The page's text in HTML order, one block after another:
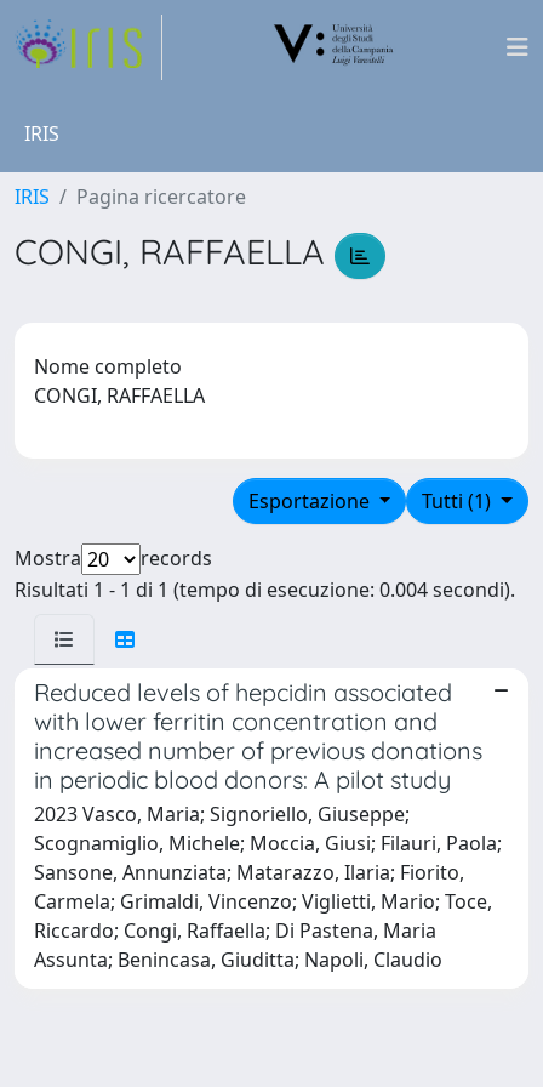
IRIS
IRIS Pagina ricercatore
CONGI, RAFFAELLA
Nome completo
CONGI, RAFFAELLA
Tutti (1)
Esportazione
Mostra
records
Risultati 1 - 1 di 1 (tempo di esecuzione: 0.004 secondi).
Reduced levels of hepcidin associated
with lower ferritin concentration and
increased number of previous donations
in periodic blood donors: A pilot study
2023 Vasco, Maria; Signoriello, Giuseppe;
Scognamiglio, Michele; Moccia, Giusi; Filauri, Paola;
Sansone, Annunziata; Matarazzo, Ilaria; Fiorito,
Carmela; Grimaldi, Vincenzo; Viglietti, Mario; Toce,
Riccardo; Congi, Raffaella; Di Pastena, Maria
Assunta; Benincasa, Giuditta; Napoli, Claudio